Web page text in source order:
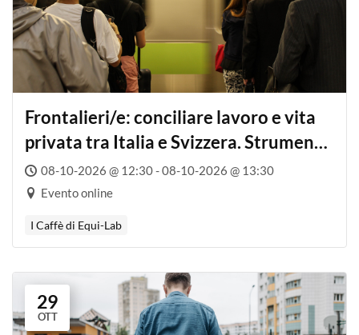
Frontalieri/e: conciliare lavoro e vita
privata tra Italia e Svizzera. Strumenti
e tutele per caregiver, genitori e coppie
separate
08-10-2026 @ 12:30 - 08-10-2026 @ 13:30
Evento online
I Caffè di Equi-Lab
29
OTT